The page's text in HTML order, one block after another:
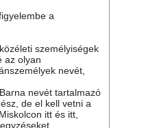
a
személyiségek
az olyan
nevét,
nevét tartalmazó
de el kell vetni a
itt és itt,